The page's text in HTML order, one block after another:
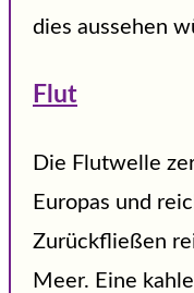
dies aussehen
Flut
Die Flutwelle
Europas und
Zurückfließen
Meer. Eine